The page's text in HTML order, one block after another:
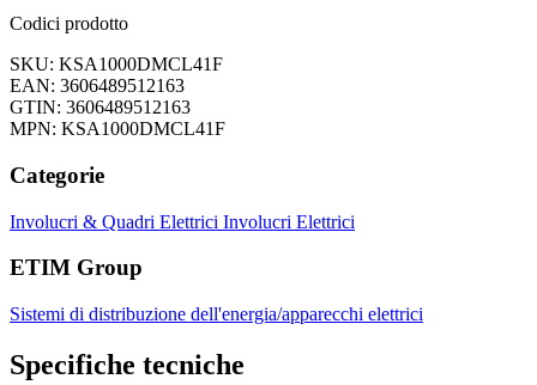
Codici prodotto
SKU: KSA1000DMCL41F
EAN: 3606489512163
GTIN: 3606489512163
MPN: KSA1000DMCL41F
Categorie
Involucri & Quadri Elettrici Involucri Elettrici
ETIM Group
Sistemi di distribuzione dell'energia/apparecchi elettrici
Specifiche tecniche